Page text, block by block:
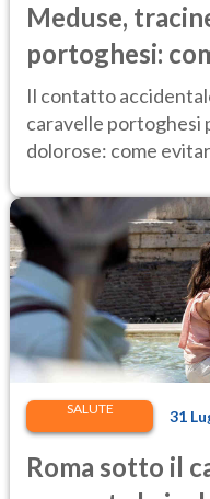
Meduse,
portoghesi:
cosa fare in
Il contatto
caravelle portoghesi
dolorose: come
SALUTE 31
Roma sotto il